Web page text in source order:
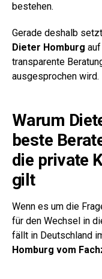
bestehen.
Gerade deshalb
Dieter Homburg
transparente
ausgesprochen wird.
Warum
beste
die private
gilt
Wenn es um die
für den Wechsel in
fällt in Deutschland
Homburg vom